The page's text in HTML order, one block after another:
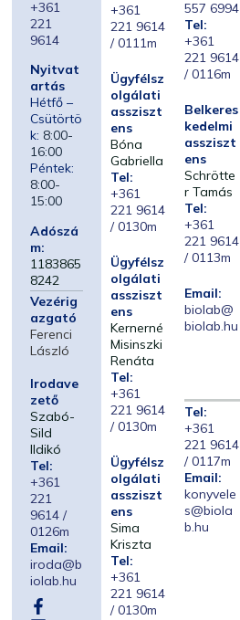
+361
221
9614
Nyitvat
artás
Hétfő –
Csütörtö
k: 8:00-
16:00
Péntek:
8:00-
15:00
Adószá
m:
1183865
8242
Vezérig
azgató
Ferenci
László
Irodave
zető
Szabó-
Sild
Ildikó
Tel:
+361
221
9614 /
0126m
Email:
iroda@b
iolab.hu
+361
221 9614
/ 0111m
Ügyfélsz
olgálati
assziszt
ens
Bóna
Gabriella
Tel:
+361
221 9614
/ 0130m
Ügyfélsz
olgálati
assziszt
ens
Kernerné
Misinszki
Renáta
Tel:
+361
221 9614
/ 0130m
Ügyfélsz
olgálati
assziszt
ens
Sima
Kriszta
Tel:
+361
221 9614
/ 0130m
557 6994
Tel:
+361
221 9614
/ 0116m
Belkeres
kedelmi
assziszt
ens
Schrötte
r Tamás
Tel:
+361
221 9614
/ 0113m
Email:
biolab@
biolab.hu
Tel:
+361
221 9614
/ 0117m
Email:
konyvele
s@biola
b.hu